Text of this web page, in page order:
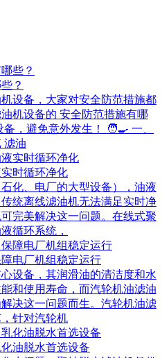
？
设备，大家对安全防范措施都
机设备的 安全防范措施有哪
，避免意外发生！ 🧑‍🍳 一、
滤油
时循环净化
化、电厂的大型设备），油液
统离线滤油机无法满足实时净
完美解决这一问题。在线式聚
循环系统，
电厂机组稳定运行
设备，其润滑油的清洁度和水
和使用寿命，而汽轮机油滤油
决这一问题而生。汽轮机油滤
针对汽轮机
油脱水首选设备